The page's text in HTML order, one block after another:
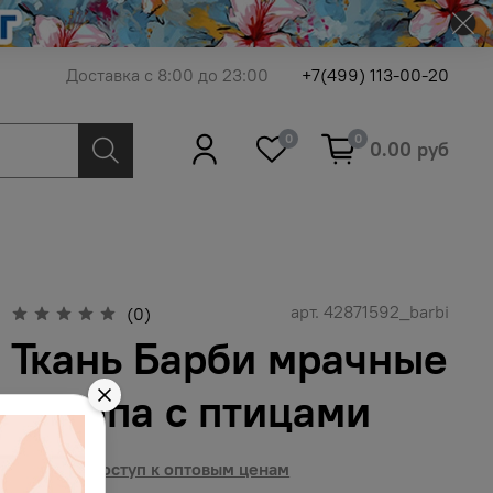
Доставка с 8:00 до 23:00 +7(499) 113-00-20
0 0 0.00 руб
(0) арт. 42871592_barbi
Ткань Барби мрачные
черепа с птицами
Получить доступ к оптовым ценам